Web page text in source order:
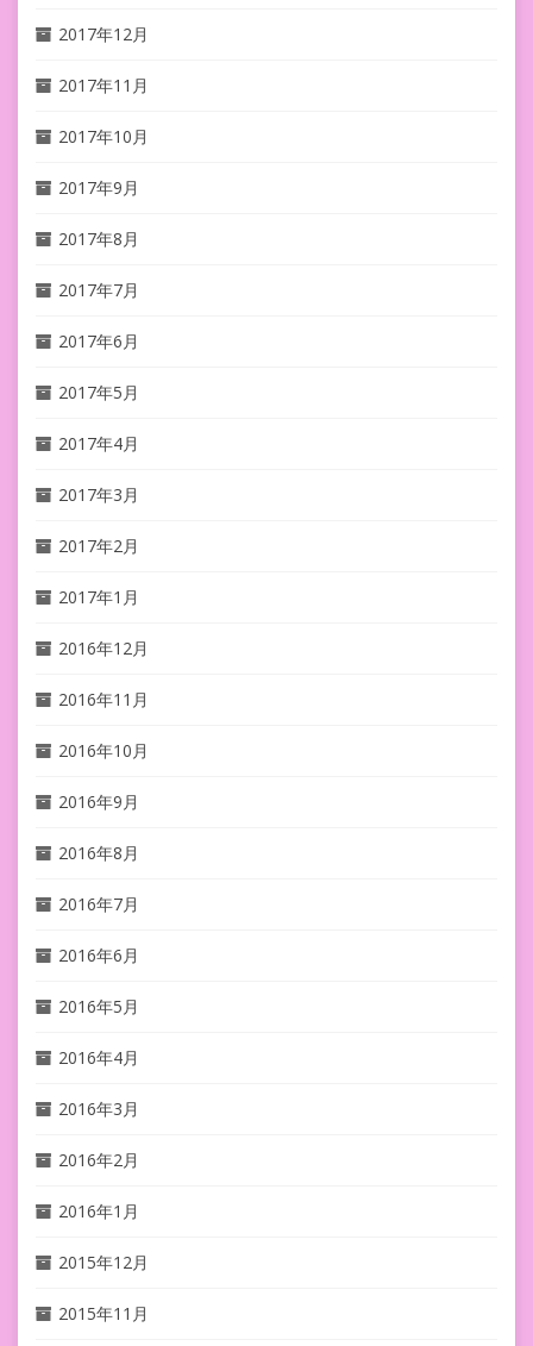
2017年12月
2017年11月
2017年10月
2017年9月
2017年8月
2017年7月
2017年6月
2017年5月
2017年4月
2017年3月
2017年2月
2017年1月
2016年12月
2016年11月
2016年10月
2016年9月
2016年8月
2016年7月
2016年6月
2016年5月
2016年4月
2016年3月
2016年2月
2016年1月
2015年12月
2015年11月